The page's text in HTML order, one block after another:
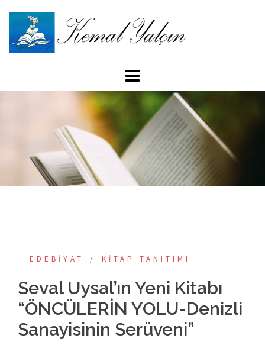
EDEBIYAT KITAP TANITIMI
Seval Uysal’ın Yeni Kitabı
“ÖNCÜLERİN YOLU-Denizli
Sanayisinin Serüveni”